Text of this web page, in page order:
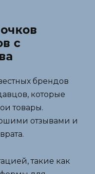
с
брендов
которые
товары.
отзывами и
такие как